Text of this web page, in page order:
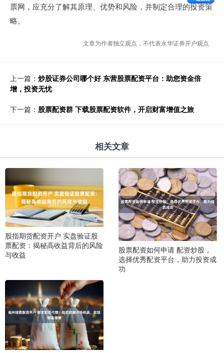
票网，应充分了解其原理、优势和风险，并制定合理的投资策
略。
文章为作者独立观点，不代表永华证券开户观点
上一篇： 炒股证券公司哪个好 东营股票配资平台：助您资金倍
增，投资无忧
下一篇： 股票配资群 下载股票配资软件，开启财富增值之旅
相关文章
股指期货配资开户 实盘验证股
票配资：揭秘高收益背后的风险
与收益
股票配资如何申请 配资炒股，
选择优秀配资平台，助力投资成
功